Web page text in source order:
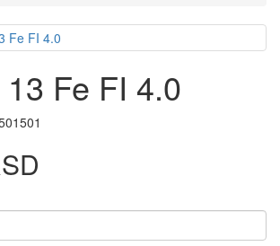
Fe FI 4.0